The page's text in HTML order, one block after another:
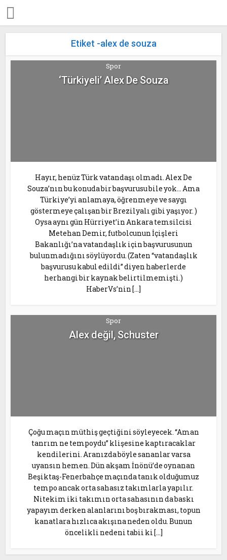
Etiket -alex de souza
Spor
‘Türkiyeli’ Alex De Souza
Hayır, henüz Türk vatandaşı olmadı. Alex De
Souza’nın bu konuda bir başvurusu bile yok… Ama
Türkiye’yi anlamaya, öğrenmeye ve saygı
göstermeye çalışan bir Brezilyalı gibi yaşıyor. )
Oysa aynı gün Hürriyet’in Ankara temsilcisi
Metehan Demir, futbolcunun İçişleri
Bakanlığı’na vatandaşlık için başvurusunun
bulunmadığını söylüyordu. (Zaten “vatandaşlık
başvurusu kabul edildi” diyen haberlerde
herhangi bir kaynak belirtilmemişti.)
HaberVs’nin […]
Spor
Alex değil, Schuster
Çoğu maçın müthiş geçtiğini söyleyecek. “Aman
tanrım ne tempoydu” klişesine kaptıracaklar
kendilerini. Aranızda böyle sananlar varsa
uyansın hemen. Dün akşam İnönü’de oynanan
Beşiktaş-Fenerbahçe maçında tanık olduğumuz
tempo ancak orta sahasız takımlarla yapılır.
Nitekim iki takımın orta sahasının da baskı
yapayım derken alanlarını boş bırakması, topun
kanatlara hızlıca akışına neden oldu. Bunun
öncelikli nedeni tabii ki […]